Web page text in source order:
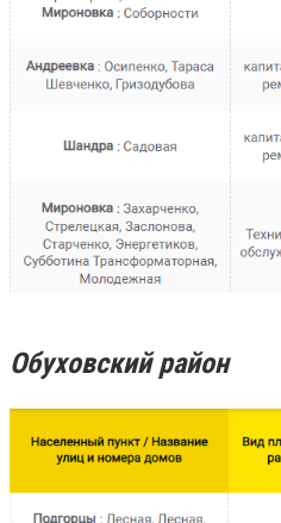
Обуховский район